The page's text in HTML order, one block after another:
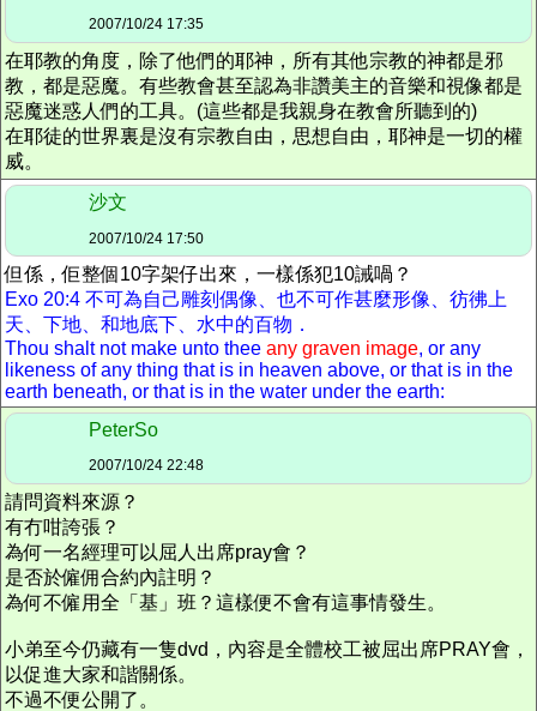
2007/10/24 17:35
在耶教的角度，除了他們的耶神，所有其他宗教的神都是邪
教，都是惡魔。有些教會甚至認為非讚美主的音樂和視像都是
惡魔迷惑人們的工具。(這些都是我親身在教會所聽到的)
在耶徒的世界裏是沒有宗教自由，思想自由，耶神是一切的權
威。
沙文
2007/10/24 17:50
但係，佢整個10字架仔出來，一樣係犯10誡喎？
Exo 20:4 不可為自己雕刻偶像、也不可作甚麼形像、彷彿上
天、下地、和地底下、水中的百物．
Thou shalt not make unto thee any graven image, or any
likeness of any thing that is in heaven above, or that is in the
earth beneath, or that is in the water under the earth:
PeterSo
2007/10/24 22:48
請問資料來源？
有冇咁誇張？
為何一名經理可以屈人出席pray會？
是否於僱佣合約內註明？
為何不僱用全「基」班？這樣便不會有這事情發生。
小弟至今仍藏有一隻dvd，內容是全體校工被屈出席PRAY會，
以促進大家和諧關係。
不過不便公開了。